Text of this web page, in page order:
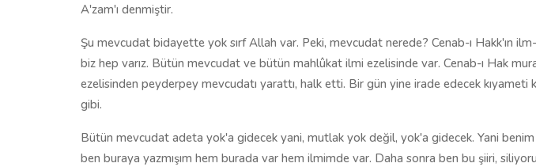
A'zam'ı denmiştir.
Şu mevcudat bidayette yok sırf Allah var. Peki, mevcudat nerede? Cenab-ı Hakk'ın
biz hep varız. Bütün mevcudat ve bütün mahlûkat ilmi ezelisinde var. Cenab-ı Hak
ezelisinden peyderpey mevcudatı yarattı, halk etti. Bir gün yine irade edecek kıyameti
gibi.
Bütün mevcudat adeta yok'a gidecek yani, mutlak yok değil, yok'a gidecek. Yani
ben buraya yazmışım hem burada var hem ilmimde var. Daha sonra ben bu şiiri,